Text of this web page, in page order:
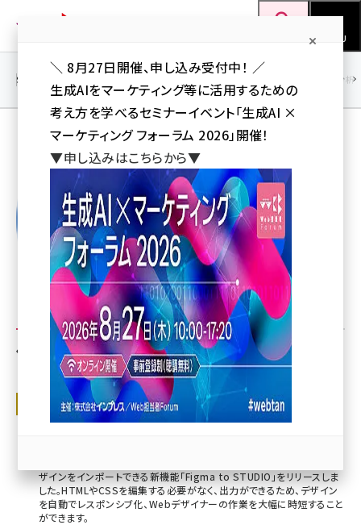
ン
MENU
seo (3536)
ai (2818)
youtube (2444)
note (2320)
セミナー (2313)
z世代 (1629)
meo (1279)
llmo (1167)
SEO アクセス解析／データ分析
佐々木雅久
佐々木雅久の人気記事トップ5
進化が止まらない！ 最新ツール
Figmaで作ったデザインをWebサイトに
ザインをインポートできる新機能「Figma to STUDIO」をリリースしま
した。HTMLやCSSを編集する必要がなく、出力ができるため、デザイン
を自動でレスポンシブ化、Webデザイナーの作業を大幅に時短すること
ができます。
＼ 8月27日開催、申し込み受付中！ ／
生成AIをマーケティング等に活用するための
考え方を学べるセミナーイベント「生成AI ×
マーケティング フォーラム 2026」開催！
▼申し込みはこちらから▼